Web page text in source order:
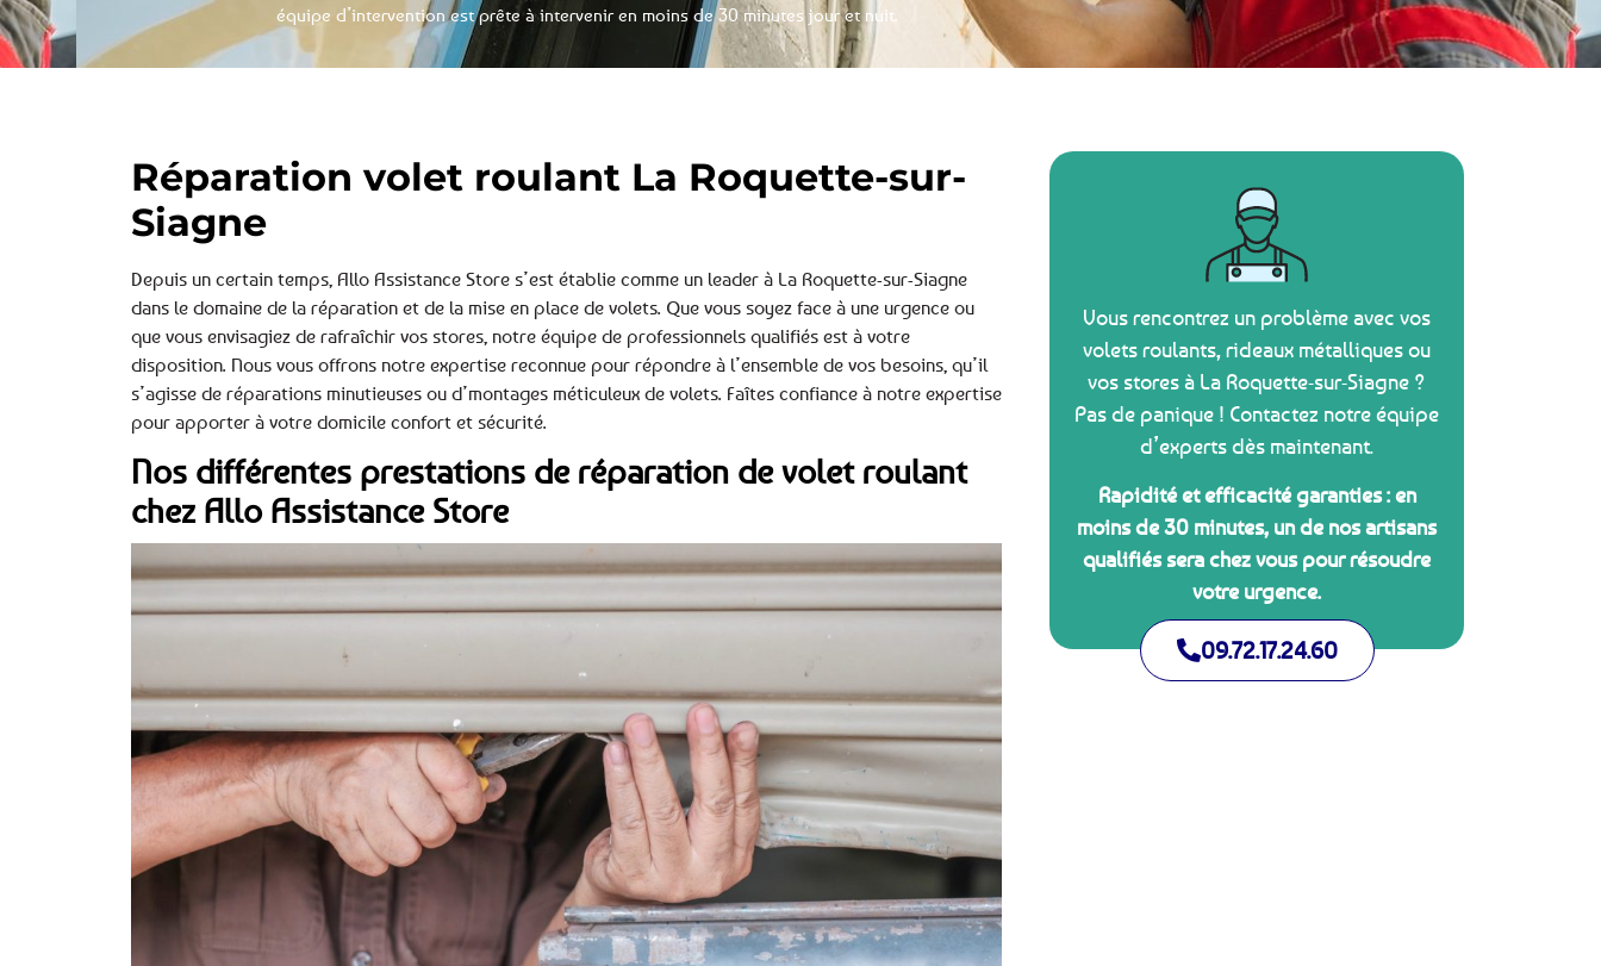
équipe d’intervention est prête à intervenir en moins de 30 minutes jour et nuit.
Réparation volet roulant La Roquette-sur-
Siagne
Depuis un certain temps, Allo Assistance Store s’est établie comme un leader à La Roquette-sur-Siagne
dans le domaine de la réparation et de la mise en place de volets. Que vous soyez face à une urgence ou
que vous envisagiez de rafraîchir vos stores, notre équipe de professionnels qualifiés est à votre
disposition. Nous vous offrons notre expertise reconnue pour répondre à l’ensemble de vos besoins, qu’il
s’agisse de réparations minutieuses ou d’montages méticuleux de volets. Faîtes confiance à notre expertise
pour apporter à votre domicile confort et sécurité.
Nos différentes prestations de réparation de volet roulant
chez Allo Assistance Store
Vous rencontrez un problème avec vos
volets roulants, rideaux métalliques ou
vos stores à La Roquette-sur-Siagne ?
Pas de panique ! Contactez notre équipe
d’experts dès maintenant.
Rapidité et efficacité garanties : en
moins de 30 minutes, un de nos artisans
qualifiés sera chez vous pour résoudre
votre urgence.
09.72.17.24.60